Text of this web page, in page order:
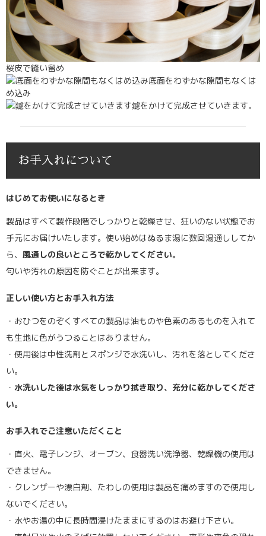
桜皮で縫い留め
底面をわずかな隙間もなくは
め込み
鑢をかけて完成させていきます。
お手入れについて
はじめてお使いになるとき
製品はすべて製作段階でしっかりと乾燥させ、狂いのない状態でお
手元にお届けいたします。使い始めはぬるま湯に数回湯通ししてか
ら、 風通しの良いところで乾かしてください。
匂いや汚れの原因を防ぐことが出来ます。
正しい使い方とお手入れ方法
・おひつをのぞくすべての製品は油ものや色素のあるものを入れて
も生地に色がうつることはありません。
・使用後は中性洗剤とスポンジで水洗いし、汚れを落としてくださ
い。
・ 水洗いした後は水気をしっかり拭き取り、充分に乾かしてくださ
い。
お手入れでご注意いただくこと
・直火、電子レンジ、オーブン、食器洗い洗浄器、乾燥機の使用は
できません。
・クレンザーや漂白剤、たわしの使用は製品を痛めますので使用し
ないでください。
・水やお湯の中に長時間浸けたままにするのはお避け下さい。